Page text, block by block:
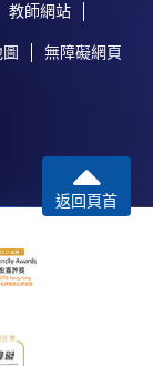
教師網站
無障礙網頁
返回頁首